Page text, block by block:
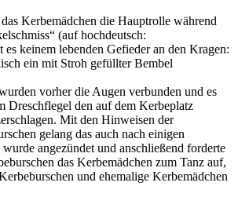
Kerbemädchen die Hauptrolle während
(auf hochdeutsch:
es keinem lebenden Gefieder an den Kragen:
ein mit Stroh gefüllter Bembel
vorher die Augen verbunden und es
Dreschflegel den auf dem Kerbeplatz
Mit den Hinweisen der
gelang das auch nach einigen
angezündet und anschließend forderte
das Kerbemädchen zum Tanz auf,
und ehemalige Kerbemädchen